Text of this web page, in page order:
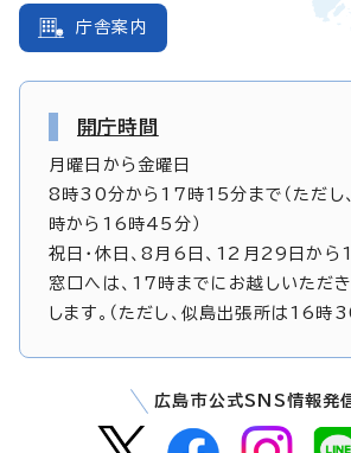
庁舎案内
開庁時間
月曜日から金曜日
8時30分から17時15分まで（ただし
時から16時45分）
祝日・休日、8月6日、12月29日から
窓口へは、17時までにお越しいただ
します。（ただし、似島出張所は16時
広島市公式SNS情報発